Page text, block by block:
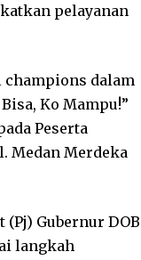
pelayanan
champions dalam
Ko Mampu!”
Peserta
Medan Merdeka
(Pj) Gubernur DOB
langkah